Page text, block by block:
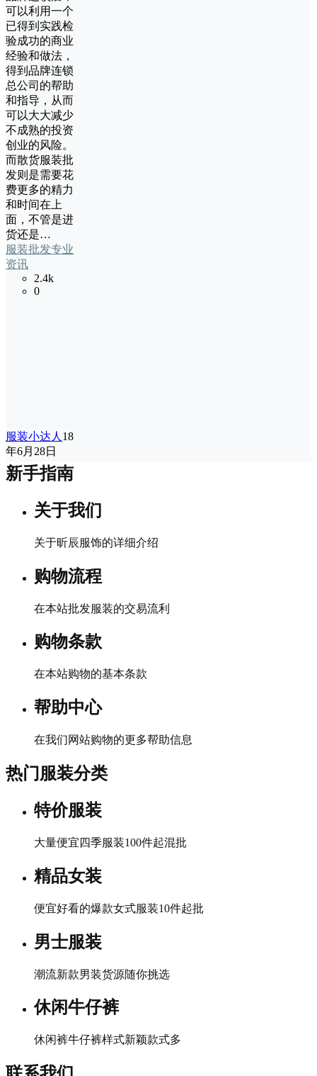
可以利用一个
已得到实践检
验成功的商业
经验和做法，
得到品牌连锁
总公司的帮助
和指导，从而
可以大大减少
不成熟的投资
创业的风险。
而散货服装批
发则是需要花
费更多的精力
和时间在上
面，不管是进
货还是…
服装批发专业
资讯
2.4k
0
服装小达人 18
年6月28日
新手指南
关于我们
关于昕辰服饰的详细介绍
购物流程
在本站批发服装的交易流利
购物条款
在本站购物的基本条款
帮助中心
在我们网站购物的更多帮助信息
热门服装分类
特价服装
大量便宜四季服装100件起混批
精品女装
便宜好看的爆款女式服装10件起批
男士服装
潮流新款男装货源随你挑选
休闲牛仔裤
休闲裤牛仔裤样式新颖款式多